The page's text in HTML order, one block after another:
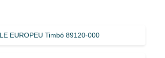
EUROPEU Timbó 89120-000